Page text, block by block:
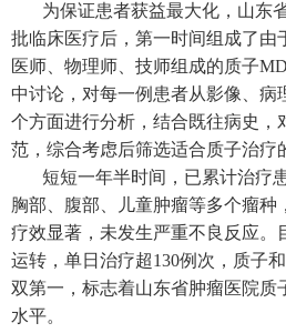
为保证患者获益最大化，山东
批临床医疗后，第一时间组成了由
医师、物理师、技师组成的质子
中讨论，对每一例患者从影像、病
个方面进行分析，结合既往病史，
范，综合考虑后筛选适合质子治疗
短短一年半时间，已累计治疗
胸部、腹部、儿童肿瘤等多个瘤种
疗效显著，未发生严重不良反应。
运转，单日治疗超130例次，质子
双第一，标志着山东省肿瘤医院质
水平。